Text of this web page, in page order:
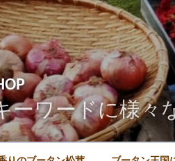
ーワードに様々